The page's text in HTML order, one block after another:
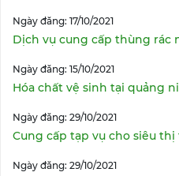
Ngày đăng: 17/10/2021
Dịch vụ cung cấp thùng rác
Ngày đăng: 15/10/2021
Hóa chất vệ sinh tại quảng
Ngày đăng: 29/10/2021
Cung cấp tạp vụ cho siêu
Ngày đăng: 29/10/2021